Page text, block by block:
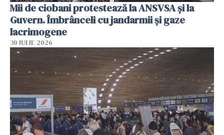
Mii de ciobani protestează la ANSVSA și la
Guvern. Îmbrânceli cu jandarmii și gaze
lacrimogene
30 IULIE 2026